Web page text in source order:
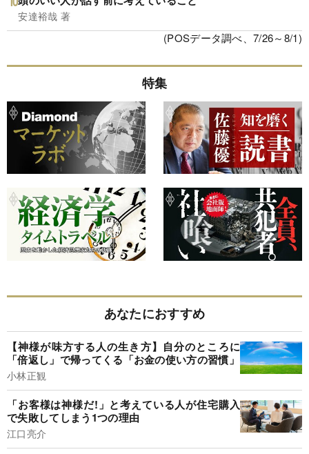
安達裕哉 著
(POSデータ調べ、7/26～8/1)
特集
あなたにおすすめ
【神様が味方する人の生き方】自分のところに
「倍返し」で帰ってくる「お金の使い方の習慣」
小林正観
「お客様は神様だ!」と考えている人が住宅購入
で失敗してしまう1つの理由
江口亮介